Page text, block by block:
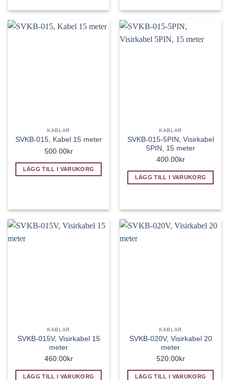
KABLAR
SVKB-015, Kabel 15 meter
500.00kr
LÄGG TILL I VARUKORG
KABLAR
SVKB-015-5PIN, Visirkabel
5PIN, 15 meter
400.00kr
LÄGG TILL I VARUKORG
KABLAR
SVKB-015V, Visirkabel 15
meter
460.00kr
LÄGG TILL I VARUKORG
KABLAR
SVKB-020V, Visirkabel 20
meter
520.00kr
LÄGG TILL I VARUKORG